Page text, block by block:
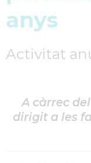
anys
Activitat
A càrrec
dirigit a les